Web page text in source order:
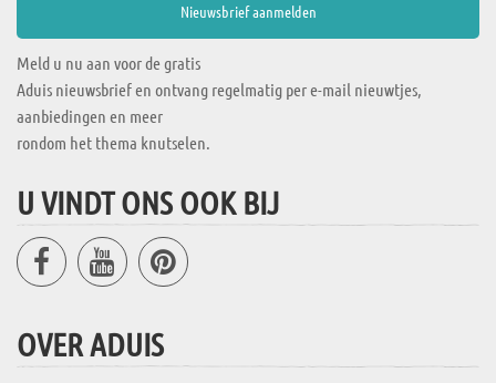
Meld u nu aan voor de gratis
Aduis nieuwsbrief en ontvang regelmatig per e-mail nieuwtjes,
aanbiedingen en meer
rondom het thema knutselen.
U VINDT ONS OOK BIJ
OVER ADUIS